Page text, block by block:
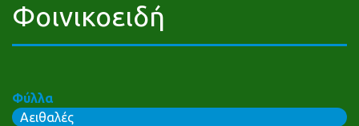
Φοινικοειδή
Φύλλα
Αειθαλές